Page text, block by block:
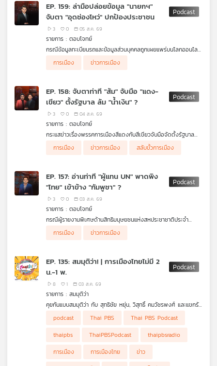
บทความ
กิจกรรม
เครือ
ข่าย
แผนที่
EP. 159: ล่ามือปล่อยข้อมูล "นายกฯ"
จับตา "อุดช่องโหว่" ปกป้องประชาชน
3 0 05 ส.ค. 69
รายการ : ตอบโจทย์
กรณีข้อมูลทะเบียนรถและข้อมูลส่วนบุคคลถูกเผยแพร่บนโลกออนไลน์
โดยเฉพาะข้อมูลของนายกรัฐมนตรีกับนักการเมือง และการอุดช่อง
โหว่เพื่อปกป้องข้อมูลของประชาชนในอนาคต
ผู้ร่วมรายการ
ดร.โกเมน พิบูลย์โรจน์ ผู้เชี่ยวชาญด้านการรักษาความมั่นคง
การเมือง ข่าวการเมือง
EP. 158: จับตาท่าที "ส้ม" จับมือ "แดง-
เขียว" ตั้งรัฐบาล ล้ม "น้ำเงิน" ?
3 0 04 ส.ค. 69
รายการ : ตอบโจทย์
กระแสข่าวเรื่องพรรคการเมืองสีแดงกับสีเขียวจับมือจัดตั้งรัฐบาล
ท่าทีของพรรคการเมืองสีส้มต่อพรรคการเมืองสีน้ำเงิน และความเป็น
ไปได้ในทางการเมืองของการสลับขั้ว
ผู้ร่วมรายการ
เทพไท เสนพงศ์ อดีตสมาชิกสภาผู้แทนราษฎร
การเมือง ข่าวการเมือง สลับขั้วการเมือง
EP. 157: อ่านท่าที "ผู้แทน UN" พาดพิง
"ไทย" เข้าข้าง "กัมพูชา" ?
3 0 03 ส.ค. 69
รายการ : ตอบโจทย์
กรณีผู้รายงานพิเศษด้านสิทธิมนุษยชนแห่งสหประชาชาติประจำ
กัมพูชากล่าวพาดพิงไทยเกี่ยวกับสถานการณ์ตามแนวชายแดน และ
แนวทางการตอบโต้ของไทยต่อข้อมูลที่คลาดเคลื่อนและไม่เป็นธรรม
ผู้ร่วมรายการ
รศ. ดร.ดุลยภาค ปรีชารัชช โครงการเอเชียตะวันออกเฉียง
การเมือง ข่าวการเมือง
EP. 135: สมมุติว่า! | การเมืองไทยไม่มี 2
น.-1 พ.
8 1 03 ส.ค. 69
รายการ : สมมุติว่า
คุยกันแบบสมมุติว่า กับ สุทธิชัย หยุ่น, วิสุทธิ์ คมวัชรพงศ์ และแขกรับ
การเมืองฝั่งรัฐบาลสีน้ำเงินกำลังถูกจับตาถึงรอยร้าวในความสัมพันธ์
นนพ หรือ 2 น.-1 พ. “น.หนู - อนุทิน ชาญวีรกูล” “น.เนวิน ชิดชอบ”
และ “พ.พิพัฒน์ รัชกิจประการ” จะเกิดอะไรขึ้นหากการเมืองไทยไม่มี
2 น.-1 พ. ฟังในรายการ สมมุติว่า ในรูปแบบ Podcast
podcast Thai PBS
Thai PBS Podcast
thaipbs
ThaiPBSPodcast
thaipbsradio
การเมือง
การเมืองไทย
ข่าว